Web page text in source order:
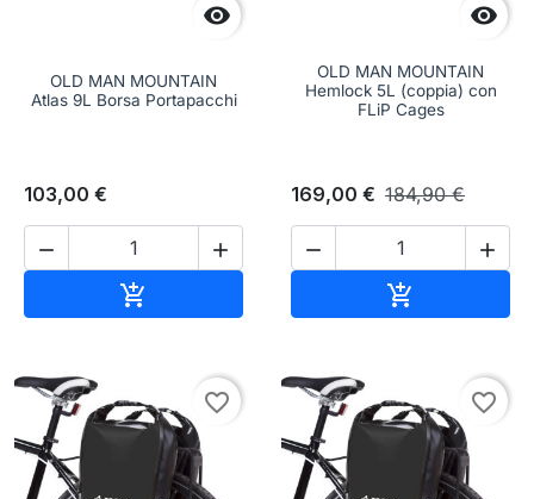

OLD MAN MOUNTAIN
Atlas 9L Borsa Portapacchi
103,00 €
 


OLD MAN MOUNTAIN
Hemlock 5L (coppia) con
FLiP Cages
169,00 € 184,90 €
 

favorite_border favorite_border